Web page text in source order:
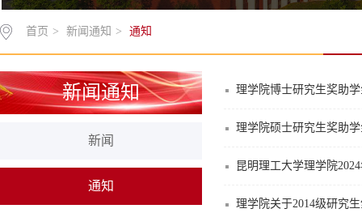
首页 > 新闻通知 > 通知
新闻通知
新闻
通知
理学院博士研究生奖助
理学院硕士研究生奖助
昆明理工大学理学院
理学院关于2014级研究